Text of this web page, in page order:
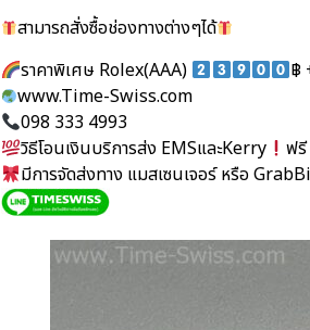
สามารถสั่งซื้อช่องทางต่างๆได้
ราคาพิเศษ Rolex(AAA)
฿
www.Time-Swiss.com
098 333 4993
วิธีโอนเงินบริการส่ง EMSและKerry
ฟรี
มีการจัดส่งทาง แมสเซนเจอร์ หรือ